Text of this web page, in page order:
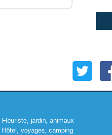
Fleuriste, jardin, animaux
Hôtel, voyages, camping